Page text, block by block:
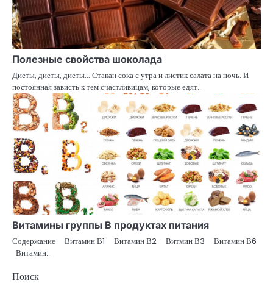
Полезные свойства шоколада
Диеты, диеты, диеты… Стакан сока с утра и листик салата на ночь. И
постоянная зависть к тем счастливицам, которые едят…
Витамины группы В продуктах питания
Содержание Витамин В1 Витамин В2 Витмин В3 Витамин В6
Витамин…
Поиск